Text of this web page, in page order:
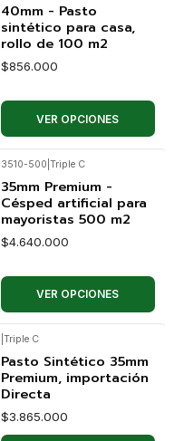
40mm - Pasto
sintético para casa,
rollo de 100 m2
$856.000
VER OPCIONES
3510-500 Triple C
35mm Premium -
Césped artificial para
mayoristas 500 m2
$4.640.000
VER OPCIONES
Triple C
Pasto Sintético 35mm
Premium, importación
Directa
$3.865.000